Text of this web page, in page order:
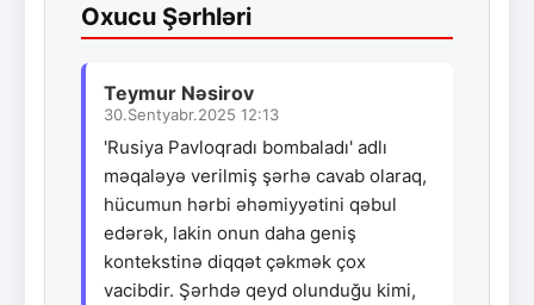
Oxucu Şərhləri
Teymur Nəsirov
30.Sentyabr.2025 12:13
'Rusiya Pavloqradı bombaladı' adlı
məqaləyə verilmiş şərhə cavab olaraq,
hücumun hərbi əhəmiyyətini qəbul
edərək, lakin onun daha geniş
kontekstinə diqqət çəkmək çox
vacibdir. Şərhdə qeyd olunduğu kimi,